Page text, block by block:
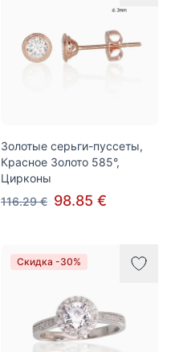
Золотые серьги-пуссеты,
Красное Золото 585°,
Цирконы
116.29 € 98.85 €
Скидка -30%